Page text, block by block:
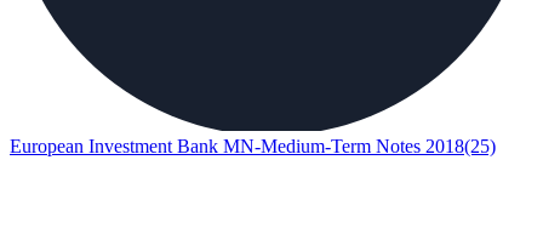
European Investment Bank MN-Medium-Term Notes 2018(25)